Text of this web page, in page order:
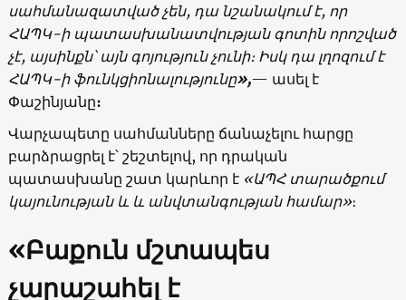
սահմանազատված չեն, դա նշանակում է, որ
ՀԱՊԿ-ի պատասխանատվության գոտին որոշված
չէ, այսինքն՝ այն գոյություն չունի։ Իսկ դա լղոզում է
ՀԱՊԿ-ի ֆունկցիոնալությունը»,— ասել է
Փաշինյանը։
Վարչապետը սահմանները ճանաչելու հարցը
բարձրացրել է՝ շեշտելով, որ դրական
պատասխանը շատ կարևոր է «ԱՊՀ տարածքում
կայունության և և անվտանգության համար»։
«Բաքուն մշտապես
չարաշահել է